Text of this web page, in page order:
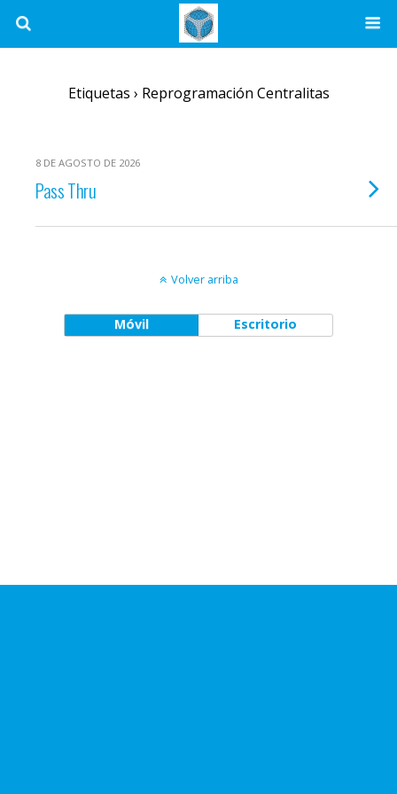
Etiquetas › Reprogramación Centralitas
8 DE AGOSTO DE 2026
Pass Thru
Volver arriba
Móvil Escritorio